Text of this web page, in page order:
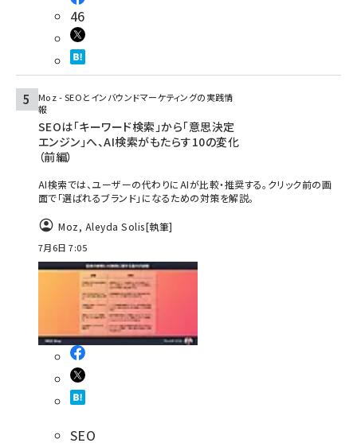
46
Moz - SEOとインバウンドマーケティングの実践情
報
SEOは「キーワード検索」から「意思決定
エンジン」へ、AI検索がもたらす10の変化
（前編）
AI検索では、ユーザーの代わりにAIが比較・推奨する。クリック前の画
面で「選ばれるブランド」になるための対策を解説。
Moz, Aleyda Solis[執筆]
7月6日 7:05
SEO